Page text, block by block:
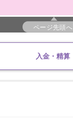
ページ先頭へ
入金・精算